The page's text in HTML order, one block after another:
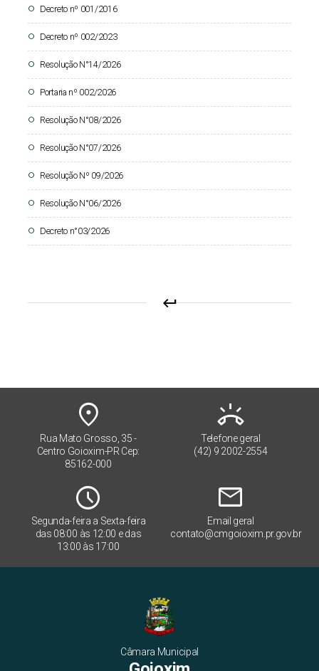
circle Decreto nº 001/2016
circle Decreto nº 002/2023
circle Resolução N°14/2026
circle Portaria nº 002/2026
circle Resolução N°08/2026
circle Resolução N°07/2026
circle Resolução Nº 09/2026
circle Resolução N°06/2026
circle Decreto n°03/2026
keyboard_return
place
Rua Mato Grosso, 35 -
Centro Goioxim-PR Cep:
85162-000
ring_volume
Telefone geral
(42) 9 2002-2554
Schedule
Segunda-feira a Sexta-feira
das 08:00 às 12:00 e das
13:00 às 17:00
mail
Email geral
contato@cmgoioxim.pr.gov.br
Câmara Municipal